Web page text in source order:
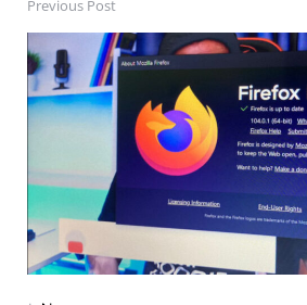
Post
navigation
Previous Post